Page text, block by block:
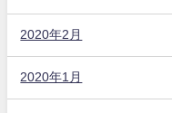
2020年2月
2020年1月